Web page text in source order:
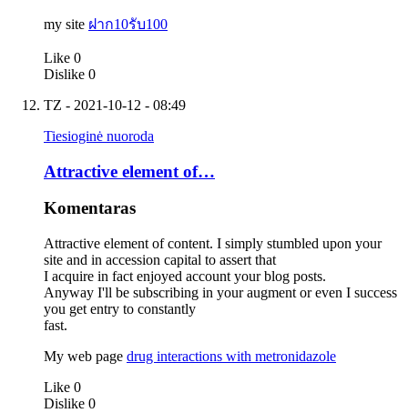
my site ฝาก10รับ100
Like 0
Dislike 0
TZ - 2021-10-12 - 08:49
Tiesioginė nuoroda
Attractive element of…
Komentaras
Attractive element of content. I simply stumbled upon your
site and in accession capital to assert that
I acquire in fact enjoyed account your blog posts.
Anyway I'll be subscribing in your augment or even I success
you get entry to constantly
fast.
My web page drug interactions with metronidazole
Like 0
Dislike 0